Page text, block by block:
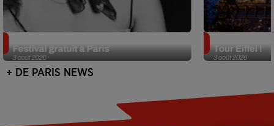
3 août 2026
Festival gratuit à Paris
3 août 2026
Tour Eiffel !
+ DE PARIS NEWS